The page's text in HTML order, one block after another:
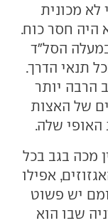
לא מכונית
היה חסר כוח.
הסל"ד
תנאי הדרך.
הרבה יותר
של האצות
האופי שלה.
מכה בגב בכל
אפילו
יש פשוט
שבו הוא